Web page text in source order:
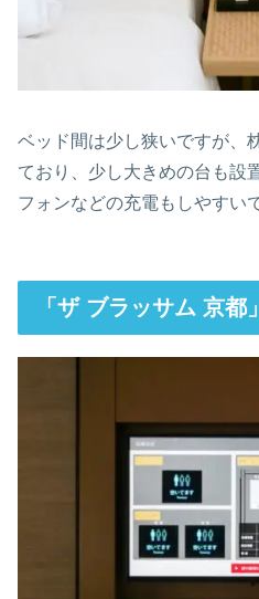
ベッド間は少し狭いですが、
ており、少し大きめの台も設
フォンなどの充電もしやすい
「ザ ブラッサム 京都